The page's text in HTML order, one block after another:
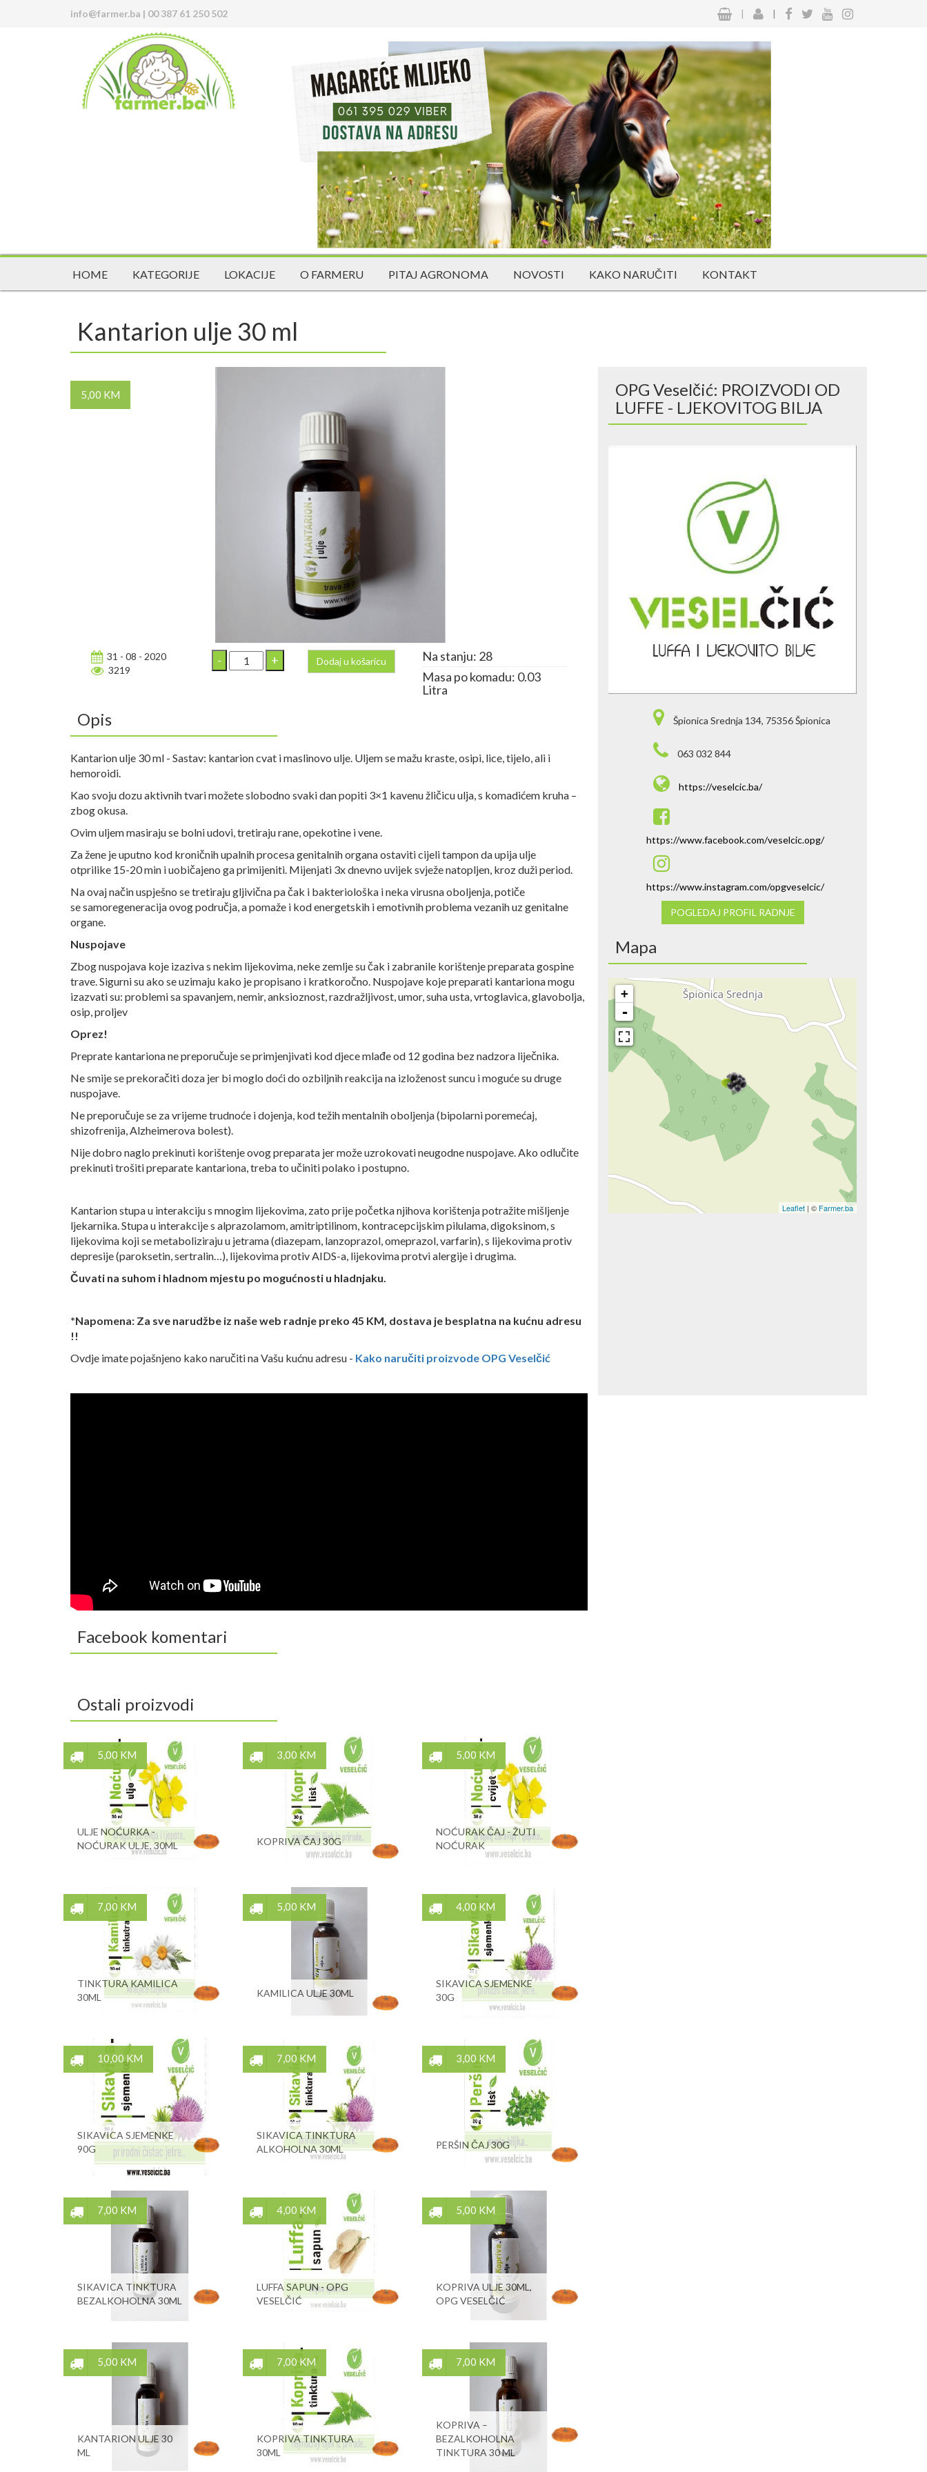
info@farmer.ba | 00 387 61 250 502 | |
HOME KATEGORIJE LOKACIJE O FARMERU PITAJ AGRONOMA NOVOSTI KAKO NARUČITI KONTAKT
Kantarion ulje 30 ml
5,00 KM
31 - 08 - 2020
3219
Dodaj u košaricu
Na stanju: 28
Masa po komadu: 0.03
Litra
Opis
Kantarion ulje 30 ml - Sastav: kantarion cvat i maslinovo ulje. Uljem se mažu kraste, osipi, lice, tijelo, ali i
hemoroidi.
Kao svoju dozu aktivnih tvari možete slobodno svaki dan popiti 3×1 kavenu žličicu ulja, s komadićem kruha –
zbog okusa.
Ovim uljem masiraju se bolni udovi, tretiraju rane, opekotine i vene.
Za žene je uputno kod kroničnih upalnih procesa genitalnih organa ostaviti cijeli tampon da upija ulje
otprilike 15-20 min i uobičajeno ga primijeniti. Mijenjati 3x dnevno uvijek svježe natopljen, kroz duži period.
Na ovaj način uspješno se tretiraju gljivična pa čak i bakteriološka i neka virusna oboljenja, potiče
se samoregeneracija ovog područja, a pomaže i kod energetskih i emotivnih problema vezanih uz genitalne
organe.
Nuspojave
Zbog nuspojava koje izaziva s nekim lijekovima, neke zemlje su čak i zabranile korištenje preparata gospine
trave. Sigurni su ako se uzimaju kako je propisano i kratkoročno. Nuspojave koje preparati kantariona mogu
izazvati su: problemi sa spavanjem, nemir, anksioznost, razdražljivost, umor, suha usta, vrtoglavica, glavobolja,
osip, proljev
Oprez!
Preprate kantariona ne preporučuje se primjenjivati kod djece mlađe od 12 godina bez nadzora liječnika.
Ne smije se prekoračiti doza jer bi moglo doći do ozbiljnih reakcija na izloženost suncu i moguće su druge
nuspojave.
Ne preporučuje se za vrijeme trudnoće i dojenja, kod težih mentalnih oboljenja (bipolarni poremećaj,
shizofrenija, Alzheimerova bolest).
Nije dobro naglo prekinuti korištenje ovog preparata jer može uzrokovati neugodne nuspojave. Ako odlučite
prekinuti trošiti preparate kantariona, treba to učiniti polako i postupno.
Kantarion stupa u interakciju s mnogim lijekovima, zato prije početka njihova korištenja potražite mišljenje
ljekarnika. Stupa u interakcije s alprazolamom, amitriptilinom, kontracepcijskim pilulama, digoksinom, s
lijekovima koji se metaboliziraju u jetrama (diazepam, lanzoprazol, omeprazol, varfarin), s lijekovima protiv
depresije (paroksetin, sertralin…), lijekovima protiv AIDS-a, lijekovima protvi alergije i drugima.
Čuvati na suhom i hladnom mjestu po mogućnosti u hladnjaku.
*Napomena: Za sve narudžbe iz naše web radnje preko 45 KM, dostava je besplatna na kućnu adresu
!!
Ovdje imate pojašnjeno kako naručiti na Vašu kućnu adresu - Kako naručiti proizvode OPG Veselčić
Facebook komentari
Ostali proizvodi
5,00 KM
ULJE NOĆURKA -
NOĆURAK ULJE, 30ML
3,00 KM
KOPRIVA ČAJ 30G
5,00 KM
NOĆURAK ČAJ - ŽUTI
NOĆURAK
7,00 KM
TINKTURA KAMILICA
30ML
5,00 KM
KAMILICA ULJE 30ML
4,00 KM
SIKAVICA SJEMENKE
30G
10,00 KM
SIKAVICA SJEMENKE
90G
7,00 KM
SIKAVICA TINKTURA
ALKOHOLNA 30ML
3,00 KM
PERŠIN ČAJ 30G
7,00 KM
SIKAVICA TINKTURA
BEZALKOHOLNA 30ML
4,00 KM
LUFFA SAPUN - OPG
VESELČIĆ
5,00 KM
KOPRIVA ULJE 30ML,
OPG VESELČIĆ
5,00 KM
KANTARION ULJE 30
ML
7,00 KM
KOPRIVA TINKTURA
30ML
7,00 KM
KOPRIVA –
BEZALKOHOLNA
TINKTURA 30 ML
OPG Veselčić: PROIZVODI OD
LUFFE - LJEKOVITOG BILJA
Špionica Srednja 134, 75356 Špionica
063 032 844
https://veselcic.ba/
https://www.facebook.com/veselcic.opg/
https://www.instagram.com/opgveselcic/
POGLEDAJ PROFIL RADNJE
Mapa
+
-
Leaflet | © Farmer.ba